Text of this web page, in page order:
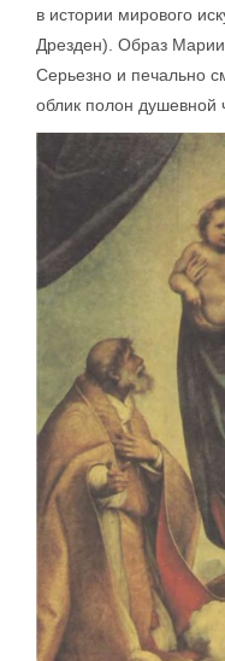
в истории мирового
Дрезден). Образ
Серьезно и печально
облик полон душевной